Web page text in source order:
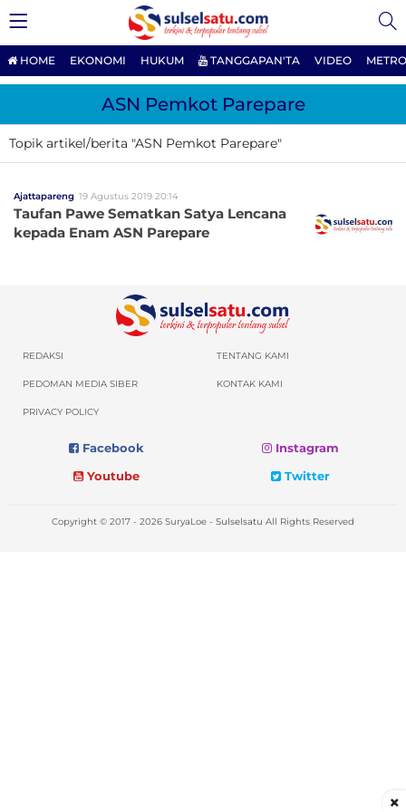
HOME EKONOMI HUKUM TANGGAPAN'TA VIDEO
ASN Pemkot Parepare
Topik artikel/berita "ASN Pemkot Parepare"
Ajattapareng 19 Agustus 2019 20:14
Taufan Pawe Sematkan Satya Lencana
kepada Enam ASN Parepare
REDAKSI TENTANG KAMI
PEDOMAN MEDIA SIBER KONTAK KAMI
PRIVACY POLICY
Facebook
Instagram
Youtube
Twitter
Copyright © 2017 - 2026 SuryaLoe - Sulselsatu All Rights Reserved
×